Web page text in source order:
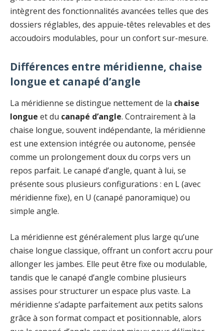
intègrent des fonctionnalités avancées telles que des
dossiers réglables, des appuie-têtes relevables et des
accoudoirs modulables, pour un confort sur-mesure.
Différences entre méridienne, chaise
longue et canapé d’angle
La méridienne se distingue nettement de la chaise
longue et du canapé d’angle. Contrairement à la
chaise longue, souvent indépendante, la méridienne
est une extension intégrée ou autonome, pensée
comme un prolongement doux du corps vers un
repos parfait. Le canapé d’angle, quant à lui, se
présente sous plusieurs configurations : en L (avec
méridienne fixe), en U (canapé panoramique) ou
simple angle.
La méridienne est généralement plus large qu’une
chaise longue classique, offrant un confort accru pour
allonger les jambes. Elle peut être fixe ou modulable,
tandis que le canapé d’angle combine plusieurs
assises pour structurer un espace plus vaste. La
méridienne s’adapte parfaitement aux petits salons
grâce à son format compact et positionnable, alors